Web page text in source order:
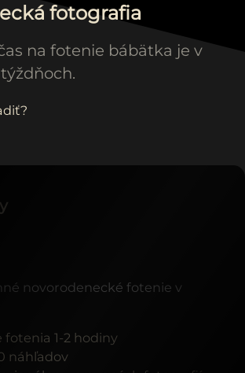
fotografia
na fotenie bábätka je v
novorodenecké fotenie v
fotenia 1-2 hodiny
náhľadov